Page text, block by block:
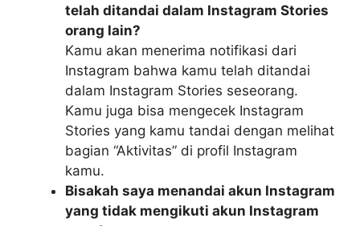
telah ditandai dalam Instagram Stories
orang lain?
Kamu akan menerima notifikasi dari
Instagram bahwa kamu telah ditandai
dalam Instagram Stories seseorang.
Kamu juga bisa mengecek Instagram
Stories yang kamu tandai dengan melihat
bagian “Aktivitas” di profil Instagram
kamu.
Bisakah saya menandai akun Instagram
yang tidak mengikuti akun Instagram